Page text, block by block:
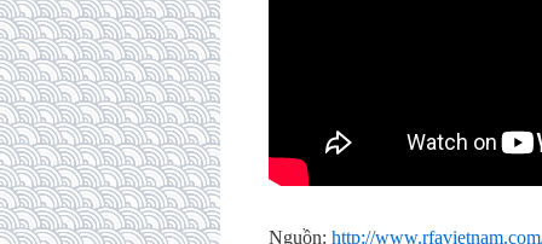
Nguồn: http://